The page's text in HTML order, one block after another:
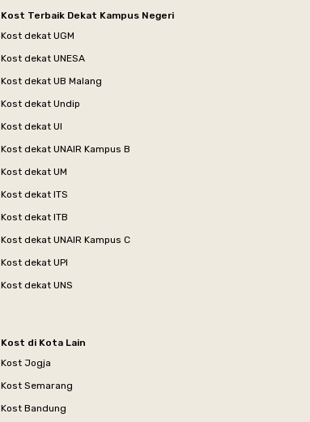
Kost Terbaik Dekat Kampus Negeri
Kost dekat UGM
Kost dekat UNESA
Kost dekat UB Malang
Kost dekat Undip
Kost dekat UI
Kost dekat UNAIR Kampus B
Kost dekat UM
Kost dekat ITS
Kost dekat ITB
Kost dekat UNAIR Kampus C
Kost dekat UPI
Kost dekat UNS
Kost di Kota Lain
Kost Jogja
Kost Semarang
Kost Bandung